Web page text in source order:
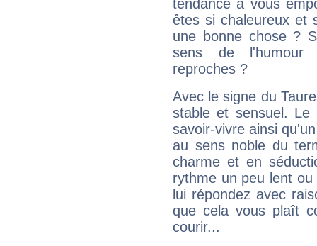
tendance à vous
êtes si chaleureux et
une bonne chose ?
sens de l'humour
reproches ?
Avec le signe du
stable et sensuel.
savoir-vivre ainsi
au sens noble du
charme et en
rythme un peu lent
lui répondez avec
que cela vous plaît
courir...